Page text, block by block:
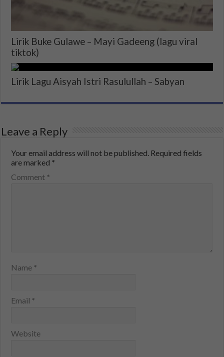
Lirik Buke Gulawe – Mayi Gadeeng (lagu viral
tiktok)
Lirik Lagu Aisyah Istri Rasulullah – Sabyan
Leave a Reply
Your email address will not be published. Required fields
are marked *
Comment *
Name *
Email *
Website